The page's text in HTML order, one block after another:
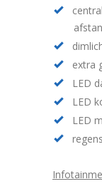
extra
LED
LED
LED